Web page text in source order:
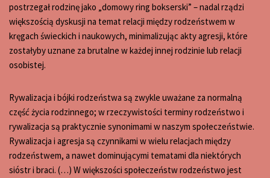
postrzegał rodzinę jako „domowy ring bokserski” – nadal rządzi
większością dyskusji na temat relacji między rodzeństwem w
kręgach świeckich i naukowych, minimalizując akty agresji, które
zostałyby uznane za brutalne w każdej innej rodzinie lub relacji
osobistej.
Rywalizacja i bójki rodzeństwa są zwykle uważane za normalną
część życia rodzinnego; w rzeczywistości terminy rodzeństwo i
rywalizacja są praktycznie synonimami w naszym społeczeństwie.
Rywalizacja i agresja są czynnikami w wielu relacjach między
rodzeństwem, a nawet dominującymi tematami dla niektórych
sióstr i braci. (…) W większości społeczeństw rodzeństwo jest